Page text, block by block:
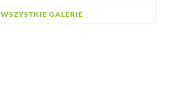
WSZYSTKIE GALERIE